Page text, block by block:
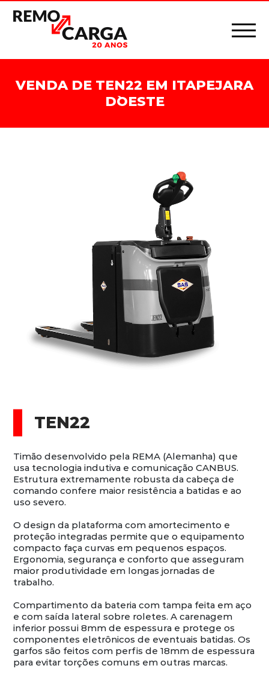
VENDA DE TEN22 EM ITAPEJARA
D`OESTE
TEN22
Timão desenvolvido pela REMA (Alemanha) que
usa tecnologia indutiva e comunicação CANBUS.
Estrutura extremamente robusta da cabeça de
comando confere maior resistência a batidas e ao
uso severo.
O design da plataforma com amortecimento e
proteção integradas permite que o equipamento
compacto faça curvas em pequenos espaços.
Ergonomia, segurança e conforto que asseguram
maior produtividade em longas jornadas de
trabalho.
Compartimento da bateria com tampa feita em aço
e com saída lateral sobre roletes. A carenagem
inferior possui 8mm de espessura e protege os
componentes eletrônicos de eventuais batidas. Os
garfos são feitos com perfis de 18mm de espessura
para evitar torções comuns em outras marcas.